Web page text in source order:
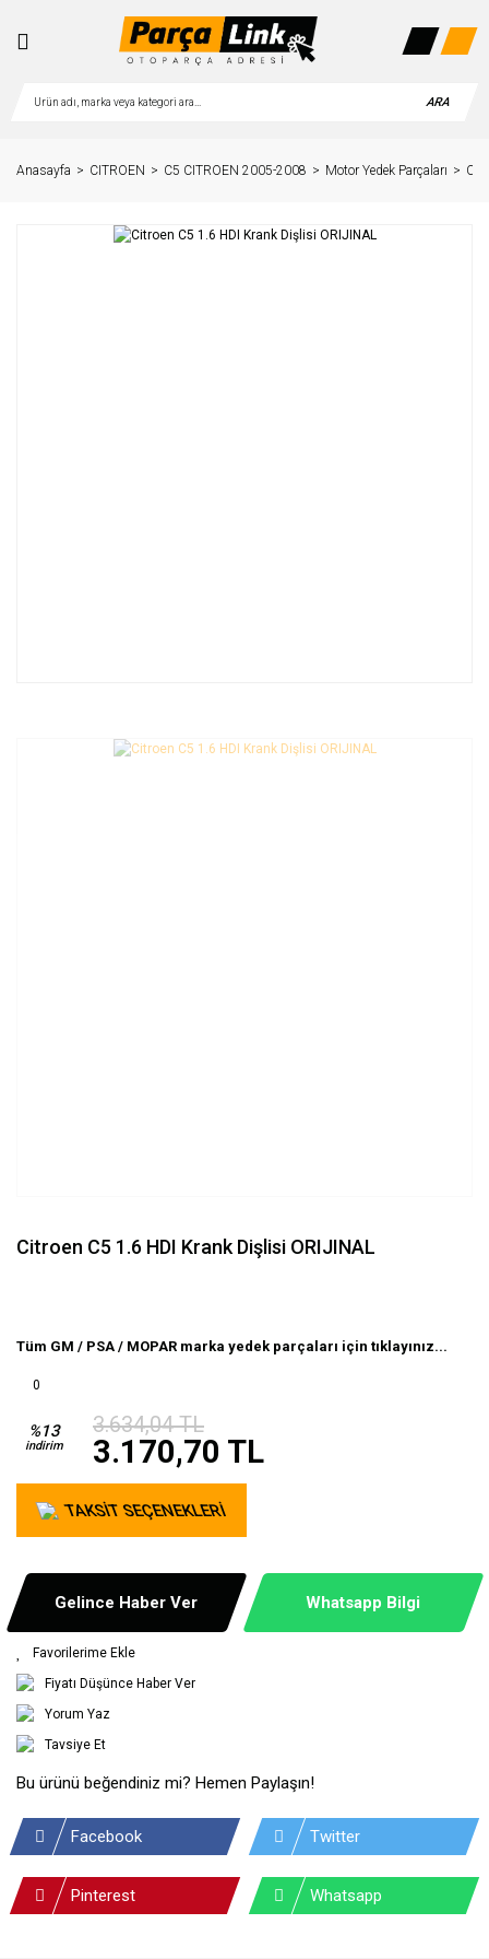
ARA
Anasayfa CITROEN C5 CITROEN 2005-2008 Motor Yedek Parçaları
Citroen C5 1.6 HDI Krank Dişlisi ORIJINAL
Tüm GM / PSA / MOPAR marka yedek parçaları için tıklayınız...
0
%13
indirim
3.634,04 TL
3.170,70 TL
TAKSİT SEÇENEKLERİ
Gelince Haber Ver Whatsapp Bilgi
Fiyatı Düşünce Haber Ver
Yorum Yaz
Tavsiye Et
Bu ürünü beğendiniz mi? Hemen Paylaşın!
Facebook Twitter
Pinterest Whatsapp